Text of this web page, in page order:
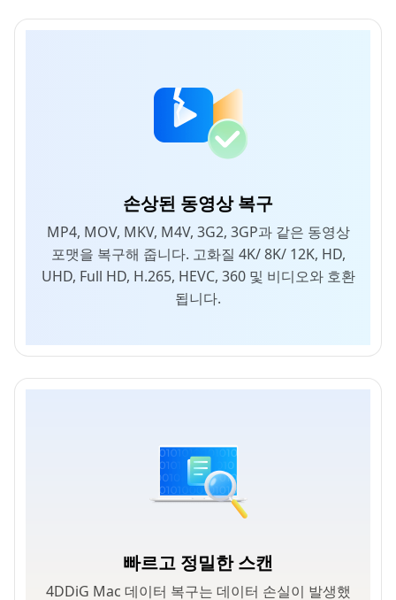
손상된 동영상 복구
MP4, MOV, MKV, M4V, 3G2, 3GP과 같은 동영상
포맷을 복구해 줍니다. 고화질 4K/ 8K/ 12K, HD,
UHD, Full HD, H.265, HEVC, 360 및 비디오와 호환
됩니다.
빠르고 정밀한 스캔
4DDiG Mac 데이터 복구는 데이터 손실이 발생했